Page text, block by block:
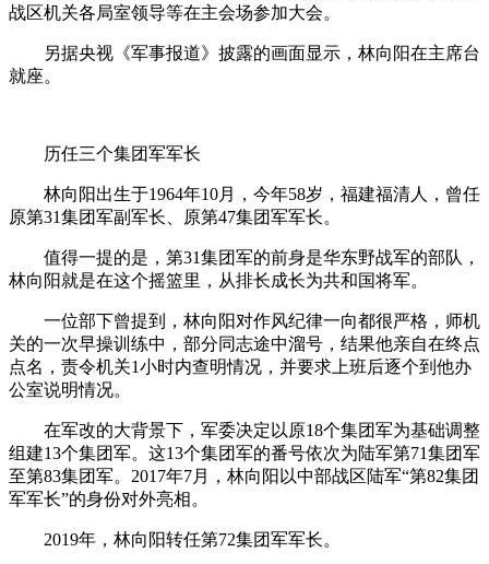
战区机关各局室领导等在主会场参加大会。
另据央视《军事报道》披露的画面显示，林向阳在主席台
就座。
历任三个集团军军长
林向阳出生于1964年10月，今年58岁，福建福清人，曾任
原第31集团军副军长、原第47集团军军长。
值得一提的是，第31集团军的前身是华东野战军的部队，
林向阳就是在这个摇篮里，从排长成长为共和国将军。
一位部下曾提到，林向阳对作风纪律一向都很严格，师机
关的一次早操训练中，部分同志途中溜号，结果他亲自在终点
点名，责令机关1小时内查明情况，并要求上班后逐个到他办
公室说明情况。
在军改的大背景下，军委决定以原18个集团军为基础调整
组建13个集团军。这13个集团军的番号依次为陆军第71集团军
至第83集团军。2017年7月，林向阳以中部战区陆军“第82集团
军军长”的身份对外亮相。
2019年，林向阳转任第72集团军军长。